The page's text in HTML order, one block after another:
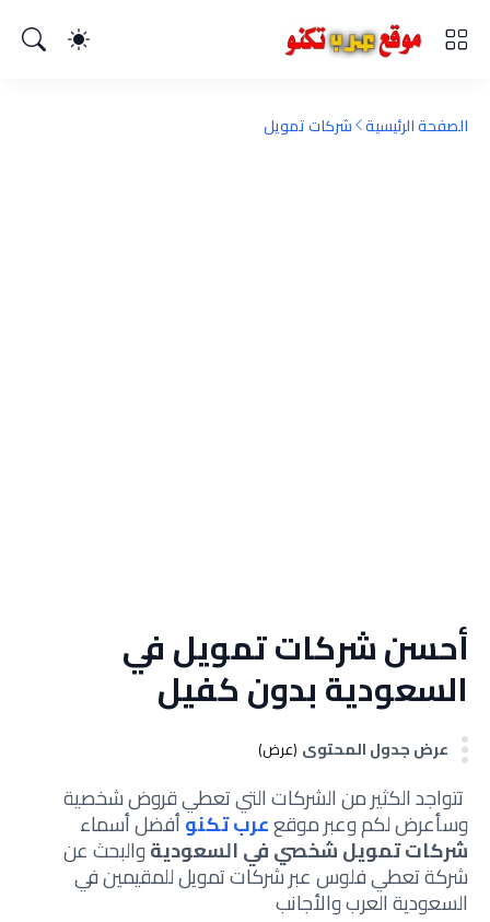
الصفحة الرئيسية شركات تمويل
أحسن شركات تمويل في
السعودية بدون كفيل
عرض جدول المحتوى (عرض)
تتواجد الكثير من الشركات التي تعطي قروض شخصية
وسأعرض لكم وعبر موقععرب تكنوأفضل أسماء
شركات تمويل شخصي في السعوديةوالبحث عن
شركة تعطي فلوس عبر شركات تمويل للمقيمين في
السعودية العرب والأجانب